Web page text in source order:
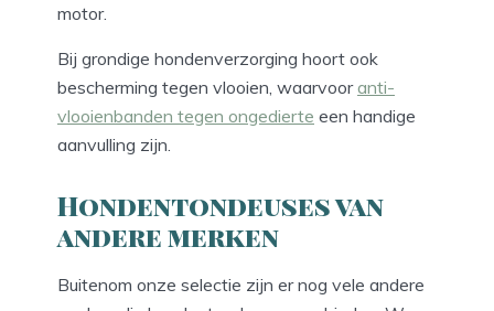
motor.
Bij grondige hondenverzorging hoort ook
bescherming tegen vlooien, waarvooranti-
vlooienbanden tegen ongedierte een handige
aanvulling zijn.
Hondentondeuses van
andere merken
Buitenom onze selectie zijn er nog vele andere